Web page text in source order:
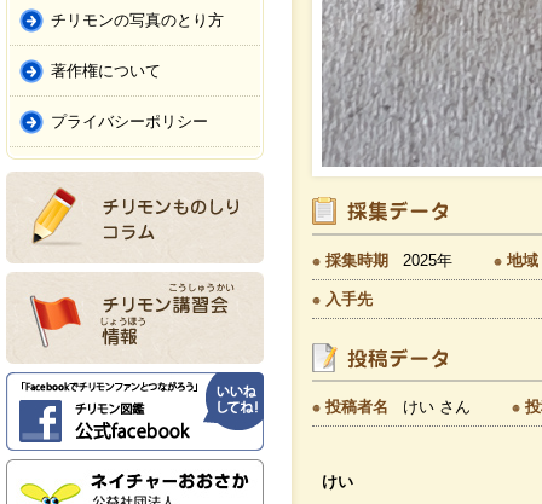
チリモンの写真のとり方
著作権について
プライバシーポリシー
採集時期 2025年 地域
入手先
投稿者名 けい さん
けい